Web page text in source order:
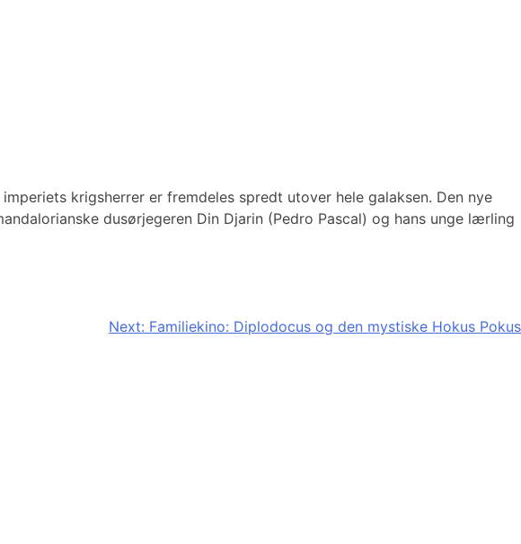
krigsherrer er fremdeles spredt utover hele galaksen. Den nye
dusørjegeren Din Djarin (Pedro Pascal) og hans unge lærling
Next: Familiekino: Diplodocus og den mystiske Hokus Pokus